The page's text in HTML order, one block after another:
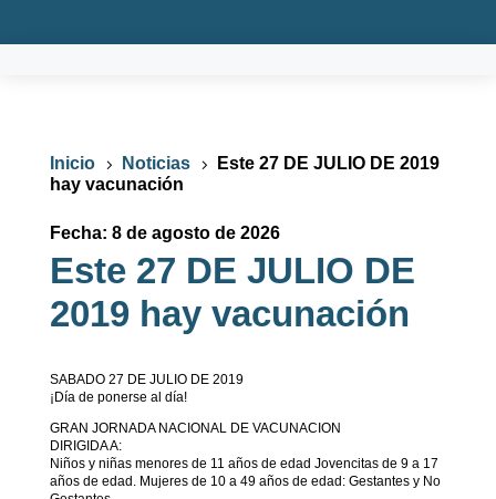
Inicio 5 Noticias 5
Este 27 DE JULIO DE 2019
hay vacunación
Fecha: 8 de agosto de 2026
Este 27 DE JULIO DE
2019 hay vacunación
SABADO 27 DE JULIO DE 2019
¡Día de ponerse al día!
GRAN JORNADA NACIONAL DE VACUNACION
DIRIGIDA A:
Niños y niñas menores de 11 años de edad Jovencitas de 9 a 17
años de edad. Mujeres de 10 a 49 años de edad: Gestantes y No